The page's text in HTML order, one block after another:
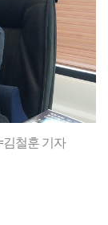
철훈 기자